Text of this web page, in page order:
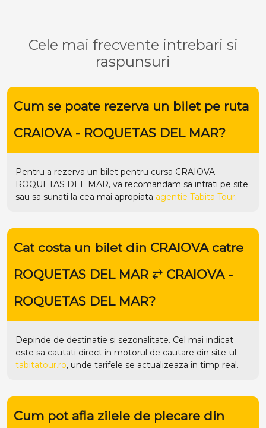
Cele mai frecvente intrebari si
raspunsuri
Cum se poate rezerva un bilet pe ruta
CRAIOVA - ROQUETAS DEL MAR?
Pentru a rezerva un bilet pentru cursa CRAIOVA -
ROQUETAS DEL MAR, va recomandam sa intrati pe site
sau sa sunati la cea mai apropiata agentie Tabita Tour.
Cat costa un bilet din CRAIOVA catre
ROQUETAS DEL MAR ⥂ CRAIOVA -
ROQUETAS DEL MAR?
Depinde de destinatie si sezonalitate. Cel mai indicat
este sa cautati direct in motorul de cautare din site-ul
tabitatour.ro, unde tarifele se actualizeaza in timp real.
Cum pot afla zilele de plecare din